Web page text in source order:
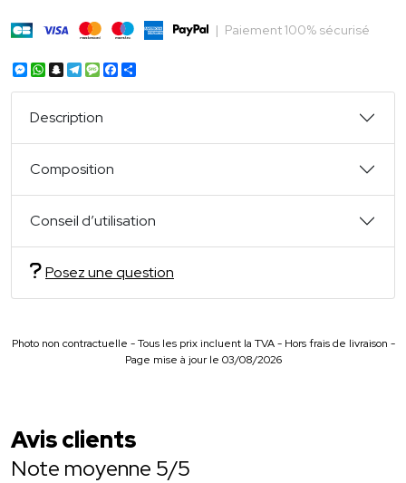
| Paiement 100% sécurisé
Messenger
WhatsApp
Snapchat
Telegram
Message
Facebook
Description
Composition
Conseil d’utilisation
Posez une question
Photo non contractuelle - Tous les prix incluent la TVA - Hors frais de livraison -
Page mise à jour le 03/08/2026
Avis clients
Note moyenne 5/5